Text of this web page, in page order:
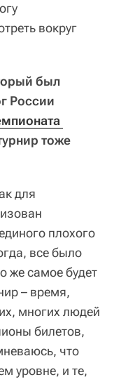
вокруг
был
России
тоже
для
плохого
все было
же самое будет
– время,
многих людей
билетов,
что
уровне, и те,